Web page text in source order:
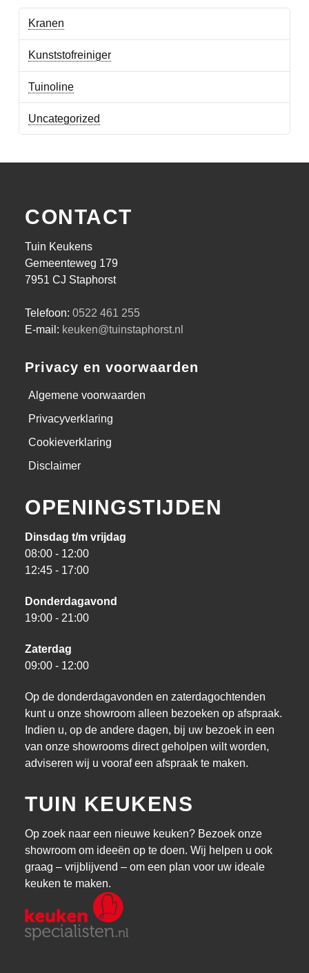
Kranen
Kunststofreiniger
Tuinoline
Uncategorized
CONTACT
Tuin Keukens
Gemeenteweg 179
7951 CJ Staphorst
Telefoon: 0522 461 255
E-mail: keuken@tuinstaphorst.nl
Privacy en voorwaarden
Algemene voorwaarden
Privacyverklaring
Cookieverklaring
Disclaimer
OPENINGSTIJDEN
Dinsdag t/m vrijdag
08:00 - 12:00
12:45 - 17:00
Donderdagavond
19:00 - 21:00
Zaterdag
09:00 - 12:00
Op de donderdagavonden en zaterdagochtenden
kunt u onze showroom alleen bezoeken op afspraak.
Indien u, op de andere dagen, bij uw bezoek in een
van onze showrooms direct geholpen wilt worden,
adviseren wij u vooraf een afspraak te maken.
TUIN KEUKENS
Op zoek naar een nieuwe keuken? Bezoek onze
showroom om ideeën op te doen. Wij helpen u ook
graag – vrijblijvend – om een plan voor uw ideale
keuken te maken.